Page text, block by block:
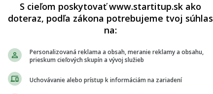
v roku 1970 v Konžskej demokratickej
ľuďmi obmedzilo najmä na niektoré štáty
ktoré sprevádza horúčka, bolesti svalov a veľké
šíriť po celom svete, a to najmä medzi
S cieľom poskytovať www.startitup.sk ako
doteraz, podľa zákona potrebujeme tvoj súhlas
na:
Personalizovaná reklama a obsah, meranie reklamy a obsahu,
prieskum cieľových skupín a vývoj služieb
Uchovávanie alebo prístup k informáciám na zariadení